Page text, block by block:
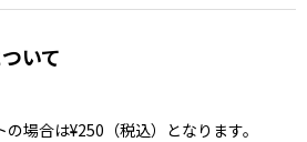
いて
場合は¥250（税込）となります。